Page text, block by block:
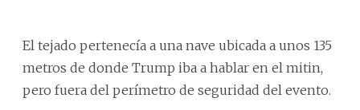
El tejado pertenecía a una nave ubicada a unos 135
metros de donde Trump iba a hablar en el mitin,
pero fuera del perímetro de seguridad del evento.